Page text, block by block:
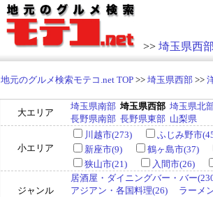
>> 埼玉県西部
地元のグルメ検索モテコ.net TOP >> 埼玉県西部 >>
大エリア
埼玉県南部 埼玉県西部 埼玉県北
長野県南部 長野県東部 山梨県
小エリア
川越市(273) ふじみ野市
新座市(9)
鶴ヶ島市(37)
狭山市(21)
入間市(26)
ジャンル
居酒屋・ダイニングバー・バー
アジアン・各国料理(26)
ラーメ